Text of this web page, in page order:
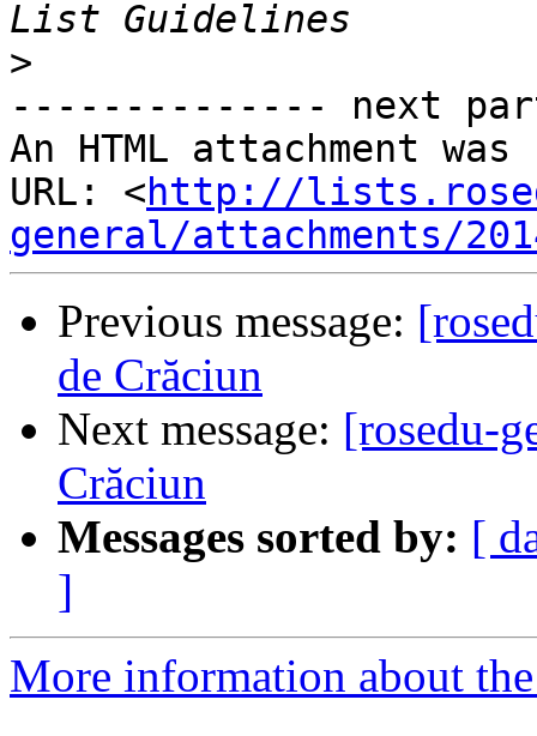
>
-------------- next
An HTML attachment
URL: <http://
general/attachments/
Previous message:
de Crăciun
Next message: [rosedu-
Crăciun
Messages sorted by: [
]
More information about